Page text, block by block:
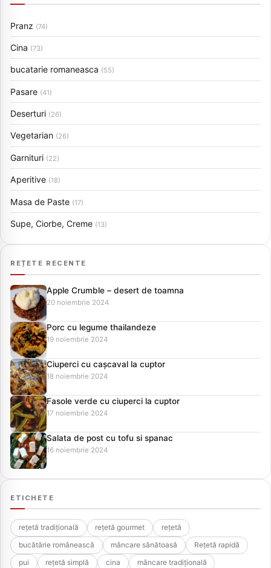
Pranz (74)
Cina (73)
bucatarie romaneasca (55)
Pasare (41)
Deserturi (26)
Vegetarian (26)
Garnituri (22)
Aperitive (18)
Masa de Paste (17)
Supe, Ciorbe, Creme (13)
REȚETE RECENTE
Apple Crumble – desert de toamna
20 noiembrie 2024
Porc cu legume thailandeze
19 noiembrie 2024
Ciuperci cu cașcaval la cuptor
18 noiembrie 2024
Fasole verde cu ciuperci la cuptor
17 noiembrie 2024
Salata de post cu tofu si spanac
16 noiembrie 2024
ETICHETE
rețetă tradițională rețetă gourmet
rețetă
bucătărie românească
mâncare sănătoasă
Rețetă rapidă
pui
rețetă simplă cina
mâncare tradițională